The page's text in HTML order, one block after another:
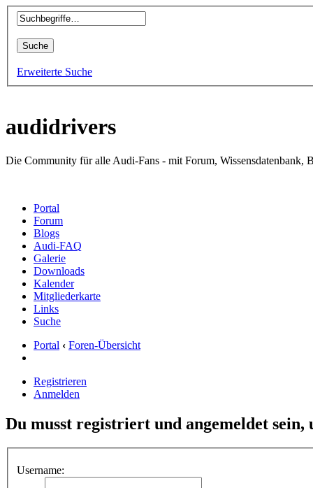
Erweiterte Suche
audidrivers
Portal
Forum
Blogs
Audi-FAQ
Galerie
Downloads
Kalender
Mitgliederkarte
Links
Suche
Portal
Anmelden
Du musst registriert und angemeldet sein,